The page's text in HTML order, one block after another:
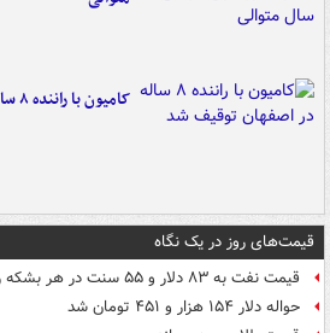
کامیون با راننده ۸ ساله در اصفهان توقیف شد
قیمت‌های روز در یک نگاه
قیمت نفت به ۸۳ دلار و ۵۵ سنت در هر بشکه رسید
حواله دلار ۱۵۴ هزار و ۴۵۱ تومان شد